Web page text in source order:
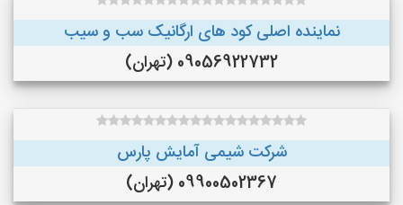
نماینده اصلی کود های ارگانیک سب و سیب
09056922732 (تهران)
شرکت شیمی آمایش پارس
09900502367 (تهران)